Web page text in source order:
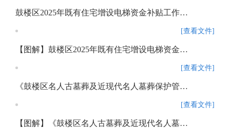
鼓楼区2025年既有住宅增设电梯资金补贴工作方案
[查看文件]
【图解】鼓楼区2025年既有住宅增设电梯资金补贴申请政策解读
[查看文件]
《鼓楼区名人古墓葬及近现代名人墓葬保护管理办法》政策解读
[查看文件]
【图解】《鼓楼区名人古墓葬及近现代名人墓葬保护管理办法》政策解读